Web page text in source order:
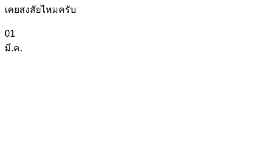
เคยสงสัยไหมครับ
01
มี.ค.